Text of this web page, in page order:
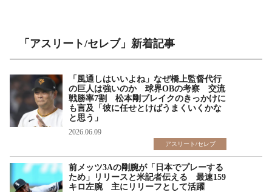
「アスリート/セレブ」新着記事
「風通しはいいよね」なぜ橋上監督代行
の巨人は強いのか 球界OBの考察 交流
戦勝率7割 松本剛ブレイクのきっかけに
も言及「彼に任せとけばうまくいくかな
と思う」
2026.06.09
アスリート/セレブ
前メッツ3Aの剛腕が「日本でプレーする
ため」リリースと米記者伝える 最速159
キロ左腕 主にリリーフとして活躍